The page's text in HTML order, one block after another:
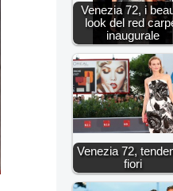
Venezia 72, i
look del red
inaugurale
Venezia 72,
fiori